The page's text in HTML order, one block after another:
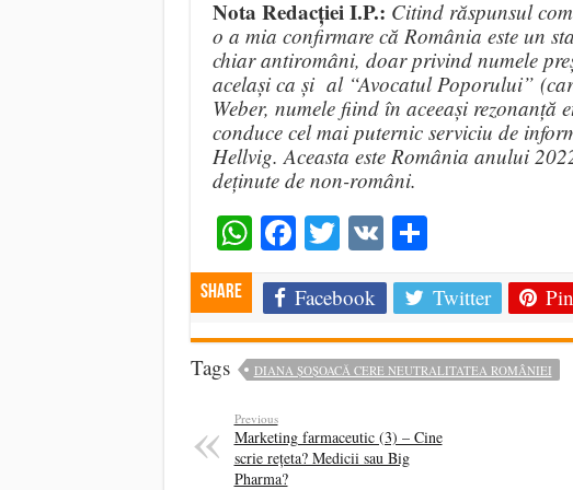
Nota Redacției I.P.: Citind răspunsul
o a mia confirmare că România este un
chiar antiromâni, doar privind numele
același ca și al “Avocatul Poporului”
Weber, numele fiind în aceeași
conduce cel mai puternic serviciu de
Hellvig. Aceasta este România anului
deținute de non-români.
WhatsApp
Facebook
Twitter
VKShare
Share Facebook Twitter
Tags DIANA ȘOȘOACĂ CERE NEUTRALITATEA ROMÂNIEI
Previous
Marketing farmaceutic (3) – Cine
scrie rețeta? Medicii sau Big
Pharma?